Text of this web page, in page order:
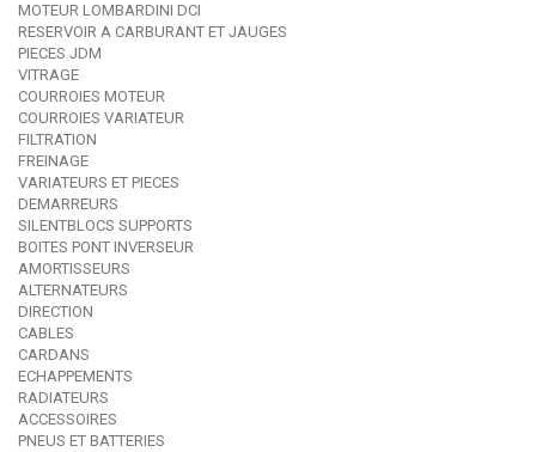
MOTEUR LOMBARDINI DCI
RESERVOIR A CARBURANT ET JAUGES
PIECES JDM
VITRAGE
COURROIES MOTEUR
COURROIES VARIATEUR
FILTRATION
FREINAGE
VARIATEURS ET PIECES
DEMARREURS
SILENTBLOCS SUPPORTS
BOITES PONT INVERSEUR
AMORTISSEURS
ALTERNATEURS
DIRECTION
CABLES
CARDANS
ECHAPPEMENTS
RADIATEURS
ACCESSOIRES
PNEUS ET BATTERIES